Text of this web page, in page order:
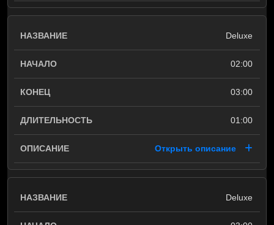
Deluxe
02:00
03:00
01:00
Открыть описание
Deluxe